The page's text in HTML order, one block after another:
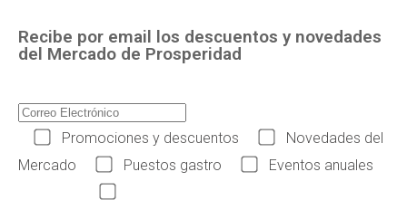
Recibe por email los descuentos y novedades
del Mercado de Prosperidad
Promociones y descuentos
Novedades del
Mercado
Puestos gastro
Eventos anuales